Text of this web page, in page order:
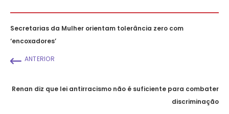
Secretarias da Mulher orientam tolerância zero com
‘encoxadores’
ANTERIOR
Renan diz que lei antirracismo não é suficiente para combater
discriminação